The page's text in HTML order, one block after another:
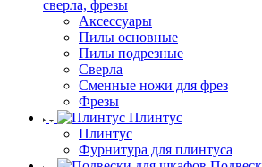
сверла, фрезы
Аксессуары
Пилы основные
Пилы подрезные
Сверла
Сменные ножи для фрез
Фрезы
Плинтус
Плинтус
Фурнитура для плинтуса